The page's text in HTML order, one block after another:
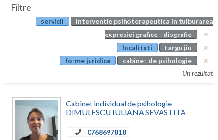
Botosani
Calarasi
Caras-Severin
Articole
Evenimente
Filtre
servicii
interventie psihoterapeutica in tulburarea
expresiei grafice - disgrafie
localitati
targu jiu
forme juridice
cabinet de psihologie
Un rezultat
Cabinet individual de psihologie
DIMULESCU IULIANA SEVASTITA
0768697818